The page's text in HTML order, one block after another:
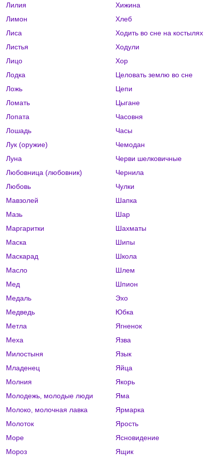
Лилия
Лимон
Лиса
Листья
Лицо
Лодка
Ложь
Ломать
Лопата
Лошадь
Лук (оружие)
Луна
Любовница (любовник)
Любовь
Мавзолей
Мазь
Маргаритки
Маска
Маскарад
Масло
Мед
Медаль
Медведь
Метла
Меха
Милостыня
Младенец
Молния
Молодежь, молодые люди
Молоко, молочная лавка
Молоток
Море
Мороз
Хижина
Хлеб
Ходить во сне на костылях
Ходули
Хор
Целовать землю во сне
Цепи
Цыгане
Часовня
Часы
Чемодан
Черви шелковичные
Чернила
Чулки
Шапка
Шар
Шахматы
Шипы
Школа
Шлем
Шпион
Эхо
Юбка
Ягненок
Язва
Язык
Яйца
Якорь
Яма
Ярмарка
Ярость
Ясновидение
Ящик